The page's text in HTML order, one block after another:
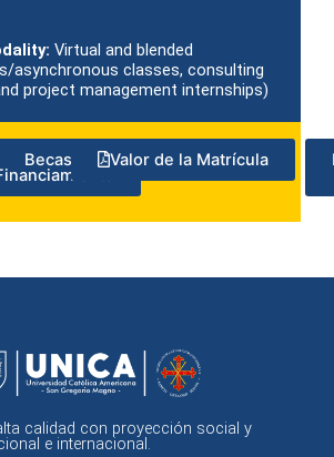
Virtual and blended
asynchronous classes, consulting
project management internships)
Becas y Valor de la Matrícula
calidad con proyección social y
e internacional.